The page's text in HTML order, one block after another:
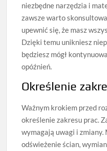
niezbędne narzędzia i
zawsze warto
upewnić się, że masz
Dzięki temu unikniesz
będziesz mógł
opóźnień.
Określenie
Ważnym krokiem przed
określenie zakresu prac.
wymagają uwagi i zmiany.
odświeżenie ścian,